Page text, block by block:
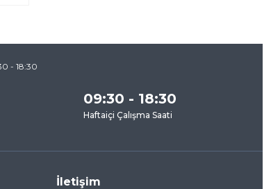
09:30 - 18:30
Haftaiçi Çalışma Saati
İletişim